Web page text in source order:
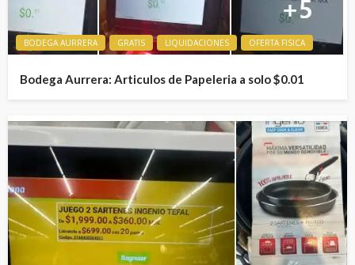
BODEGA AURRERA GRATIS LIQUIDACIONES OFERTA FISICA
Bodega Aurrera: Articulos de Papeleria a solo $0.01